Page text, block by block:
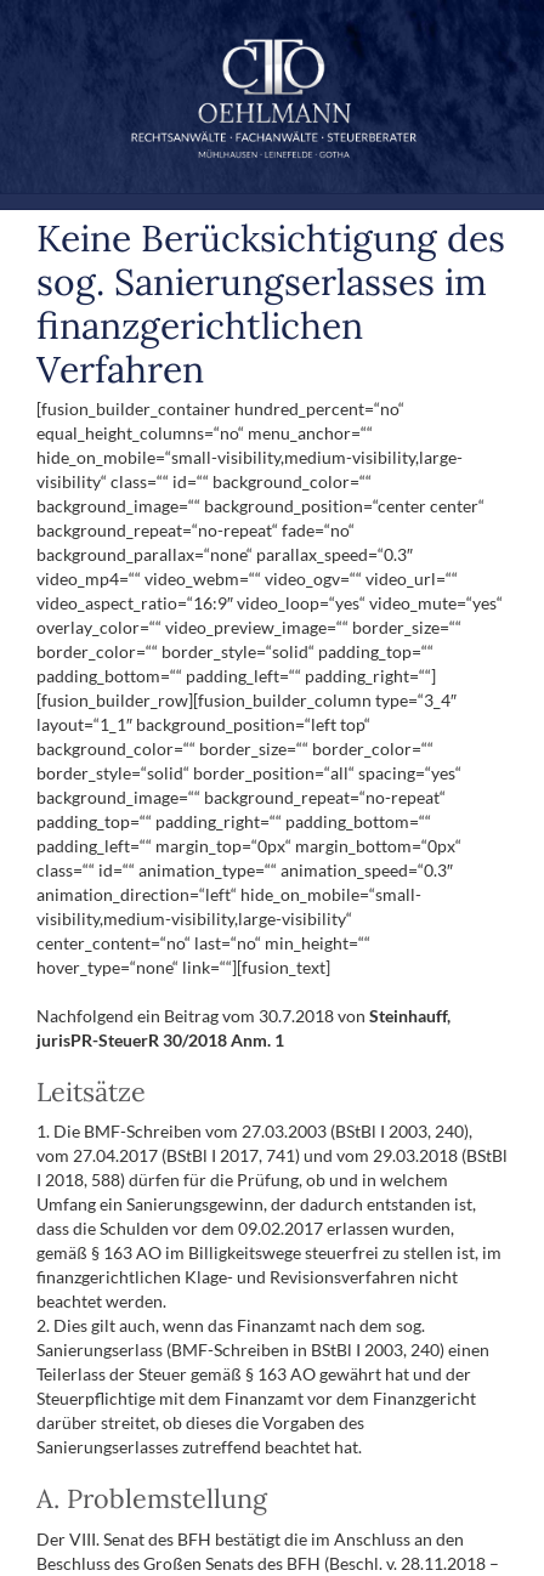
Keine Berücksichtigung des
sog. Sanierungserlasses im
finanzgerichtlichen
Verfahren
[fusion_builder_container hundred_percent=“no“
equal_height_columns=“no“ menu_anchor=““
hide_on_mobile=“small-visibility,medium-visibility,large-
visibility“ class=““ id=““ background_color=““
background_image=““ background_position=“center center“
background_repeat=“no-repeat“ fade=“no“
background_parallax=“none“ parallax_speed=“0.3″
video_mp4=““ video_webm=““ video_ogv=““ video_url=““
video_aspect_ratio=“16:9″ video_loop=“yes“ video_mute=“yes“
overlay_color=““ video_preview_image=““ border_size=““
border_color=““ border_style=“solid“ padding_top=““
padding_bottom=““ padding_left=““ padding_right=““]
[fusion_builder_row][fusion_builder_column type=“3_4″
layout=“1_1″ background_position=“left top“
background_color=““ border_size=““ border_color=““
border_style=“solid“ border_position=“all“ spacing=“yes“
background_image=““ background_repeat=“no-repeat“
padding_top=““ padding_right=““ padding_bottom=““
padding_left=““ margin_top=“0px“ margin_bottom=“0px“
class=““ id=““ animation_type=““ animation_speed=“0.3″
animation_direction=“left“ hide_on_mobile=“small-
visibility,medium-visibility,large-visibility“
center_content=“no“ last=“no“ min_height=““
hover_type=“none“ link=““][fusion_text]
Nachfolgend ein Beitrag vom 30.7.2018 von Steinhauff,
jurisPR-SteuerR 30/2018 Anm. 1
Leitsätze
1. Die BMF-Schreiben vom 27.03.2003 (BStBl I 2003, 240),
vom 27.04.2017 (BStBl I 2017, 741) und vom 29.03.2018 (BStBl
I 2018, 588) dürfen für die Prüfung, ob und in welchem
Umfang ein Sanierungsgewinn, der dadurch entstanden ist,
dass die Schulden vor dem 09.02.2017 erlassen wurden,
gemäß § 163 AO im Billigkeitswege steuerfrei zu stellen ist, im
finanzgerichtlichen Klage- und Revisionsverfahren nicht
beachtet werden.
2. Dies gilt auch, wenn das Finanzamt nach dem sog.
Sanierungserlass (BMF-Schreiben in BStBl I 2003, 240) einen
Teilerlass der Steuer gemäß § 163 AO gewährt hat und der
Steuerpflichtige mit dem Finanzamt vor dem Finanzgericht
darüber streitet, ob dieses die Vorgaben des
Sanierungserlasses zutreffend beachtet hat.
A. Problemstellung
Der VIII. Senat des BFH bestätigt die im Anschluss an den
Beschluss des Großen Senats des BFH (Beschl. v. 28.11.2018 –